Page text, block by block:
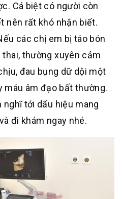
Cá biệt có người còn
nên rất khó nhận biết.
các chị em bị táo bón
thường xuyên cảm
đau bụng dữ dội một
máu âm đạo bất thường.
nghĩ tới dấu hiệu mang
đi khám ngay nhé.